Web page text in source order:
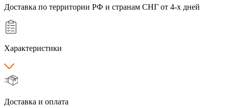
Доставка по территории РФ и странам СНГ от 4-х дней
Характеристики
Доставка и оплата